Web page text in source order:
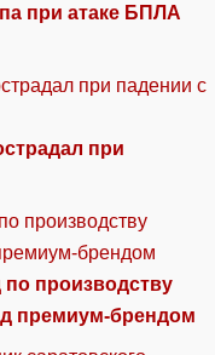
при атаке БПЛА
при
производству
премиум-брендом